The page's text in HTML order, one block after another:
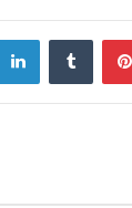
LinkedIn